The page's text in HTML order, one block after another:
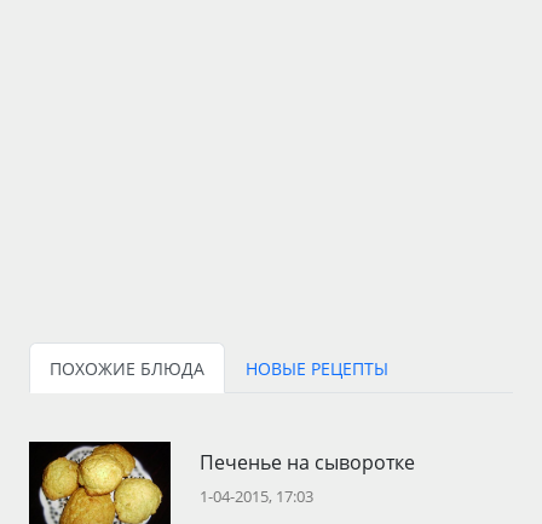
ПОХОЖИЕ БЛЮДА НОВЫЕ РЕЦЕПТЫ
Печенье на сыворотке
1-04-2015, 17:03